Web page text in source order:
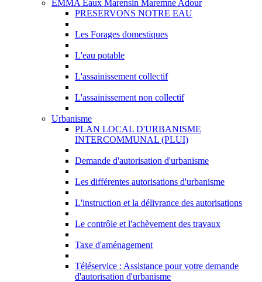
EMMA Eaux Marensin Maremne Adour
PRESERVONS NOTRE EAU
Les Forages domestiques
L'eau potable
L'assainissement collectif
L'assainissement non collectif
Urbanisme
PLAN LOCAL D'URBANISME
INTERCOMMUNAL (PLUI)
Demande d'autorisation d'urbanisme
Les différentes autorisations d'urbanisme
L'instruction et la délivrance des autorisations
Le contrôle et l'achèvement des travaux
Taxe d'aménagement
Téléservice : Assistance pour votre demande
d'autorisation d'urbanisme